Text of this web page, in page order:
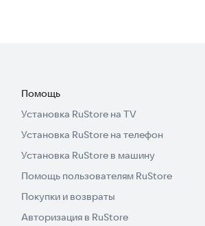
Помощь
Установка RuStore на TV
Установка RuStore на телефон
Установка RuStore в машину
Помощь пользователям RuStore
Покупки и возвраты
Авторизация в RuStore